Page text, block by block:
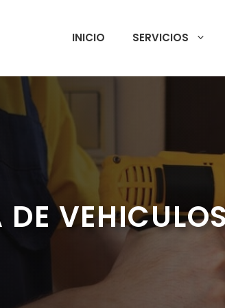
INICIO SERVICIOS
DE